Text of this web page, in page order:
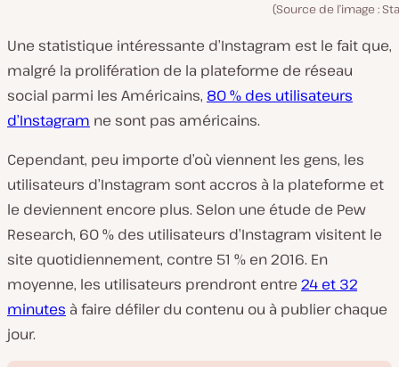
(Source de l’image :
Une statistique intéressante d’Instagram est le fait que,
malgré la prolifération de la plateforme de réseau
social parmi les Américains, 80 % des utilisateurs
d’Instagram ne sont pas américains.
Cependant, peu importe d’où viennent les gens, les
utilisateurs d’Instagram sont accros à la plateforme et
le deviennent encore plus. Selon une étude de Pew
Research, 60 % des utilisateurs d’Instagram visitent le
site quotidiennement, contre 51 % en 2016. En
moyenne, les utilisateurs prendront entre 24 et 32
minutes à faire défiler du contenu ou à publier chaque
jour.